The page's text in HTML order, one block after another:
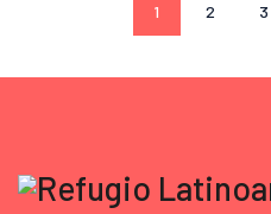
1 2 3